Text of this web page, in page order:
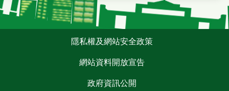
系
隱私權及網站安全政策
網站資料開放宣告
政府資訊公開